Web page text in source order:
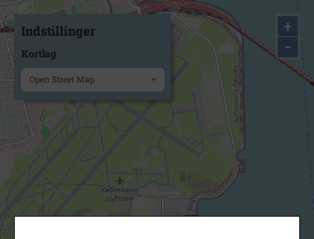
+
−
Indstillinger
Kortlag
Open Street Map